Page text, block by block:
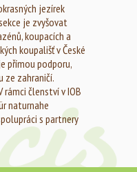
jezírek
je zvyšovat
koupacích a
koupališť v České
přímou podporu,
ze zahraničí.
rámci členství v IOB
naturnahe
s partnery